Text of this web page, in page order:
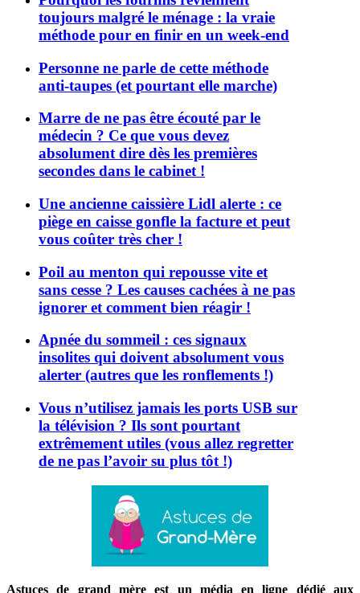
toujours malgré le ménage : la vraie
méthode pour en finir en un week-end
Personne ne parle de cette méthode
anti-taupes (et pourtant elle marche)
Marre de ne pas être écouté par le
médecin ? Ce que vous devez
absolument dire dès les premières
secondes dans le cabinet !
Une ancienne caissière Lidl alerte : ce
piège en caisse gonfle la facture et peut
vous coûter très cher !
Poil au menton qui repousse vite et
sans cesse ? Les causes cachées à ne pas
ignorer et comment bien réagir !
Apnée du sommeil : ces signaux
insolites qui doivent absolument vous
alerter (autres que les ronflements !)
Vous n’utilisez jamais les ports USB sur
la télévision ? Ils sont pourtant
extrêmement utiles (vous allez regretter
de ne pas l’avoir su plus tôt !)
Astuces de grand mère est un média en ligne dédié aux